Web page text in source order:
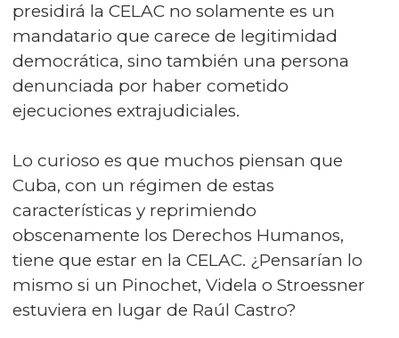
presidirá la CELAC no solamente es un
mandatario que carece de legitimidad
democrática, sino también una persona
denunciada por haber cometido
ejecuciones extrajudiciales.
Lo curioso es que muchos piensan que
Cuba, con un régimen de estas
características y reprimiendo
obscenamente los Derechos Humanos,
tiene que estar en la CELAC. ¿Pensarían lo
mismo si un Pinochet, Videla o Stroessner
estuviera en lugar de Raúl Castro?